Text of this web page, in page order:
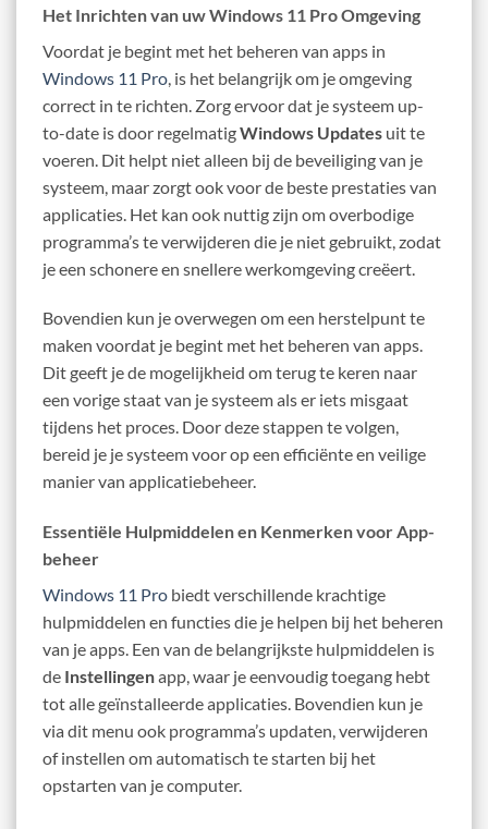
Het Inrichten van uw Windows 11 Pro Omgeving
Voordat je begint met het beheren van apps in
Windows 11 Pro , is het belangrijk om je omgeving
correct in te richten. Zorg ervoor dat je systeem up-
to-date is door regelmatigWindows Updates uit te
voeren. Dit helpt niet alleen bij de beveiliging van je
systeem, maar zorgt ook voor de beste prestaties van
applicaties. Het kan ook nuttig zijn om overbodige
programma’s te verwijderen die je niet gebruikt, zodat
je een schonere en snellere werkomgeving creëert.
Bovendien kun je overwegen om een herstelpunt te
maken voordat je begint met het beheren van apps.
Dit geeft je de mogelijkheid om terug te keren naar
een vorige staat van je systeem als er iets misgaat
tijdens het proces. Door deze stappen te volgen,
bereid je je systeem voor op een efficiënte en veilige
manier van applicatiebeheer.
Essentiële Hulpmiddelen en Kenmerken voor App-
beheer
Windows 11 Pro biedt verschillende krachtige
hulpmiddelen en functies die je helpen bij het beheren
van je apps. Een van de belangrijkste hulpmiddelen is
de Instellingenapp, waar je eenvoudig toegang hebt
tot alle geïnstalleerde applicaties. Bovendien kun je
via dit menu ook programma’s updaten, verwijderen
of instellen om automatisch te starten bij het
opstarten van je computer.